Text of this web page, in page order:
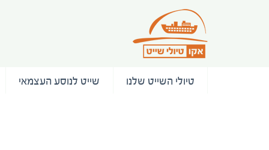
טיולי השייט שלנו שייט לנוסע העצמאי